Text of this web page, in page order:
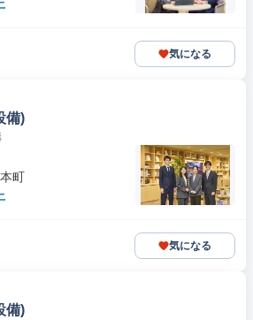
気になる
備)
町
気になる
備)